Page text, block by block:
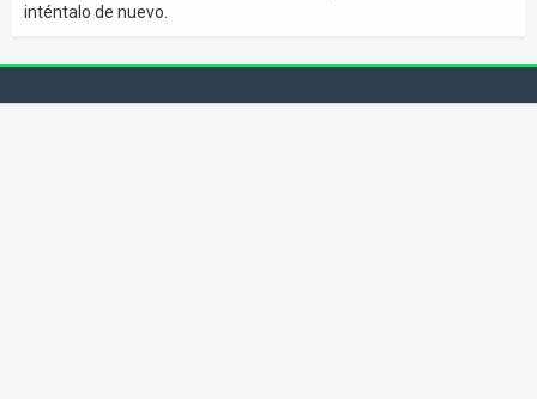
inténtalo de nuevo.